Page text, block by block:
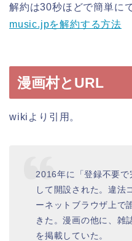
解約は30秒ほどで簡単に
music.jpを解約する方法
漫画村とURL
wikiより引用。
2016年に「登録不要で
して開設された。違法
ーネットブラウザ上で
きた。漫画の他に、雑
を掲載していた。